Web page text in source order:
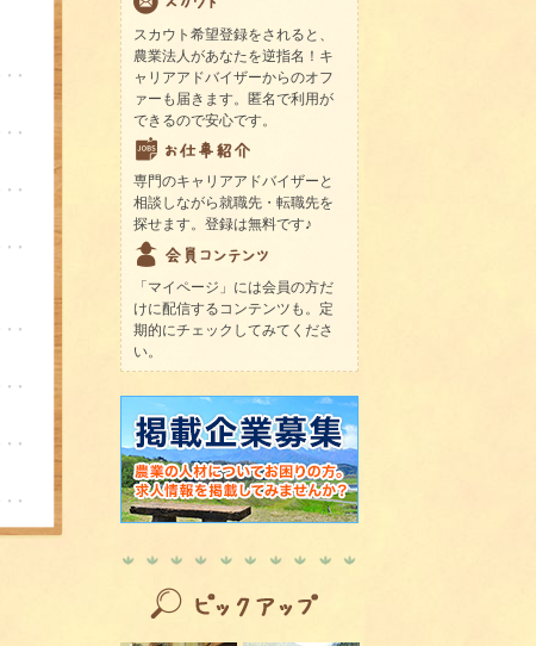
スカウト希望登録をされると、
農業法人があなたを逆指名！キ
ャリアアドバイザーからのオフ
ァーも届きます。匿名で利用が
できるので安心です。
専門のキャリアアドバイザーと
相談しながら就職先・転職先を
探せます。登録は無料です♪
「マイページ」には会員の方だ
けに配信するコンテンツも。定
期的にチェックしてみてくださ
い。